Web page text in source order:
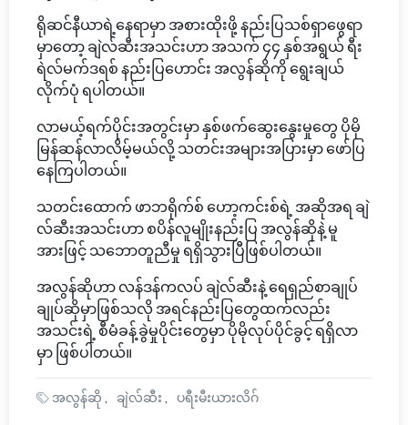
ရိုဆင်နီယာရဲ့နေရာမှာ အစားထိုးဖို့ နည်းပြသစ်ရှာဖွေရာ
မှာတော့ ချဲလ်ဆီးအသင်းဟာ အသက် ၄၄ နှစ်အရွယ် ရီး
ရဲလ်မက်ဒရစ် နည်းပြဟောင်း အလွန်ဆိုကို ရွေးချယ်
လိုက်ပုံ ရပါတယ်။
လာမယ့်ရက်ပိုင်းအတွင်းမှာ နှစ်ဖက်ဆွေးနွေးမှုတွေ ပိုမို
မြန်ဆန်လာလိမ့်မယ်လို့ သတင်းအများအပြားမှာ ဖော်ပြ
နေကြပါတယ်။
သတင်းထောက် ဖာဘရိုက်စ် ဟော့ကင်းစ်ရဲ့ အဆိုအရ ချဲ
လ်ဆီးအသင်းဟာ စပိန်လူမျိုးနည်းပြ အလွန်ဆိုနဲ့ မူ
အားဖြင့် သဘောတူညီမှု ရရှိသွားပြီဖြစ်ပါတယ်။
အလွန်ဆိုဟာ လန်ဒန်ကလပ် ချဲလ်ဆီးနဲ့ ရေရှည်စာချုပ်
ချုပ်ဆိုမှာဖြစ်သလို အရင်နည်းပြတွေထက်လည်း
အသင်းရဲ့ စီမံခန့်ခွဲမှုပိုင်းတွေမှာ ပိုမိုလုပ်ပိုင်ခွင့် ရရှိလာ
မှာ ဖြစ်ပါတယ်။
အလွန်ဆို ချဲလ်ဆီး ပရီးမီးယားလိဂ်